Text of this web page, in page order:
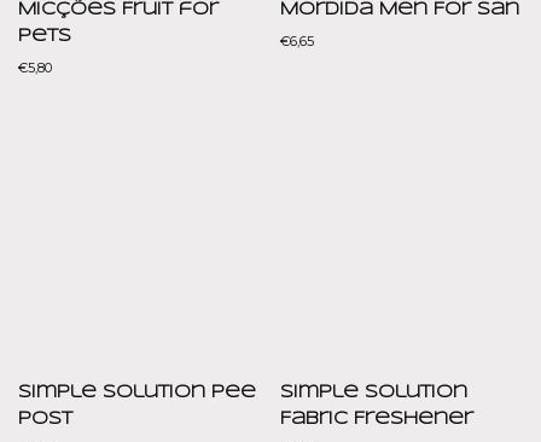
Micções Fruit for
Pets
€5,80
Mordida Men For San
€6,65
Simple Solution Pee
Post
Simple Solution
Fabric Freshener